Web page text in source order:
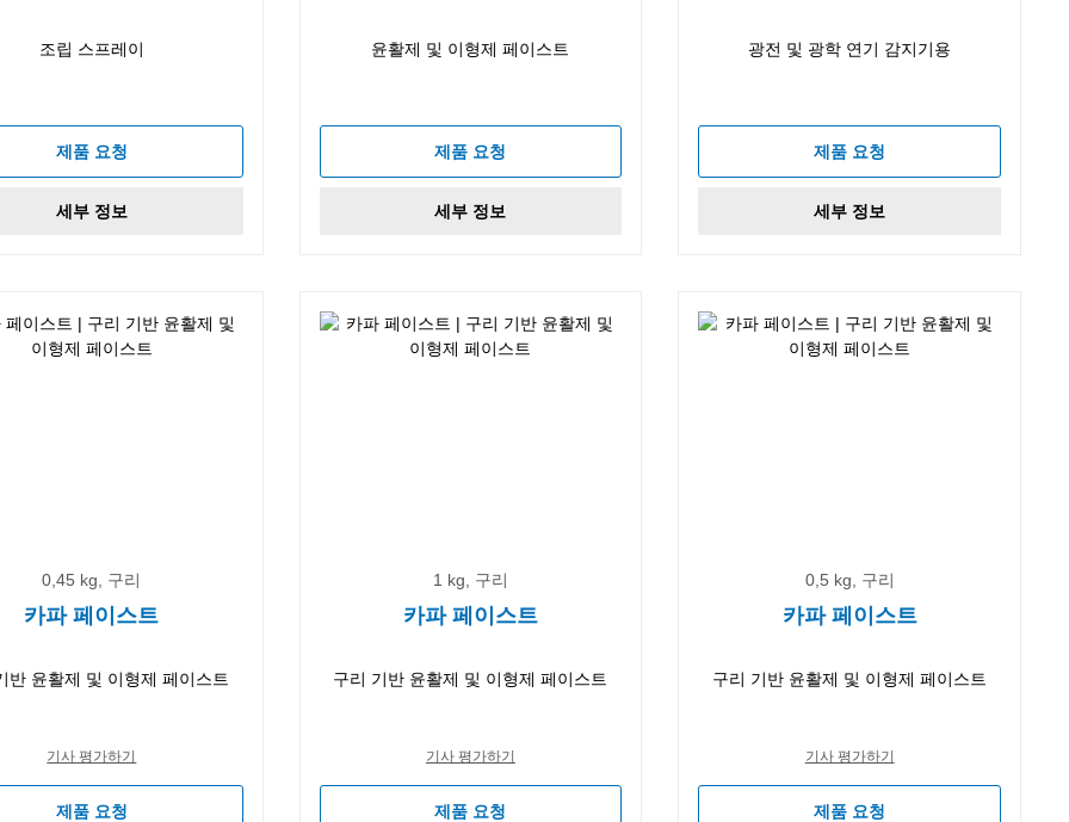
조립 스프레이
제품 요청
세부 정보
윤활제 및 이형제 페이스트
제품 요청
세부 정보
광전 및 광학 연기 감지기용
제품 요청
세부 정보
0,45 kg, 구리
카파 페이스트
반 윤활제 및 이형제 페이스트
기사 평가하기
제품 요청
1 kg, 구리
카파 페이스트
구리 기반 윤활제 및 이형제 페이스트
기사 평가하기
제품 요청
0,5 kg, 구리
카파 페이스트
구리 기반 윤활제 및 이형제 페이스트
기사 평가하기
제품 요청